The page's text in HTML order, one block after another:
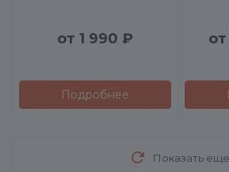
от 1 990 ₽
Подробнее
от
Показать еще